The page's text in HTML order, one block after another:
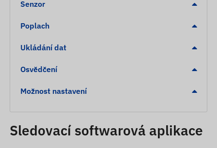
Odolnost proti vlhkosti a stříkající vodě
baterie (30 minut)
Vnitřní, vysoce citlivá GNSS anténa
Automatické přepínání mezi režimy spánku a
bdění (pokud je funkce aktivována)
vozidla
Alarmy
Senzor
Poplach
Ukládání dat
Osvědčení
Možnost nastavení
Sledovací softwarová aplikace